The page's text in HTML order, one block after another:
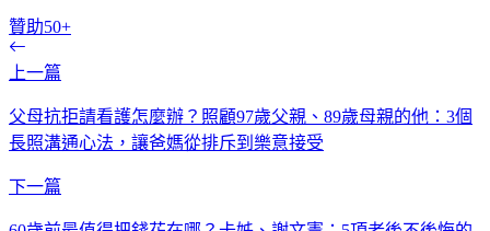
贊助50+
上一篇
父母抗拒請看護怎麼辦？照顧97歲父親、89歲母親的他：3個
長照溝通心法，讓爸媽從排斥到樂意接受
下一篇